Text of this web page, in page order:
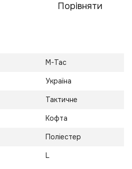
Порівняти
M-Tac
Україна
Тактичне
Кофта
Поліестер
L